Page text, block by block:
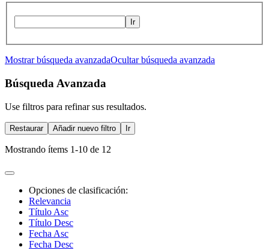
Ir
Mostrar búsqueda avanzadaOcultar búsqueda avanzada
Búsqueda Avanzada
Use filtros para refinar sus resultados.
Restaurar Añadir nuevo filtro Ir
Mostrando ítems 1-10 de 12
Opciones de clasificación:
Relevancia
Título Asc
Título Desc
Fecha Asc
Fecha Desc